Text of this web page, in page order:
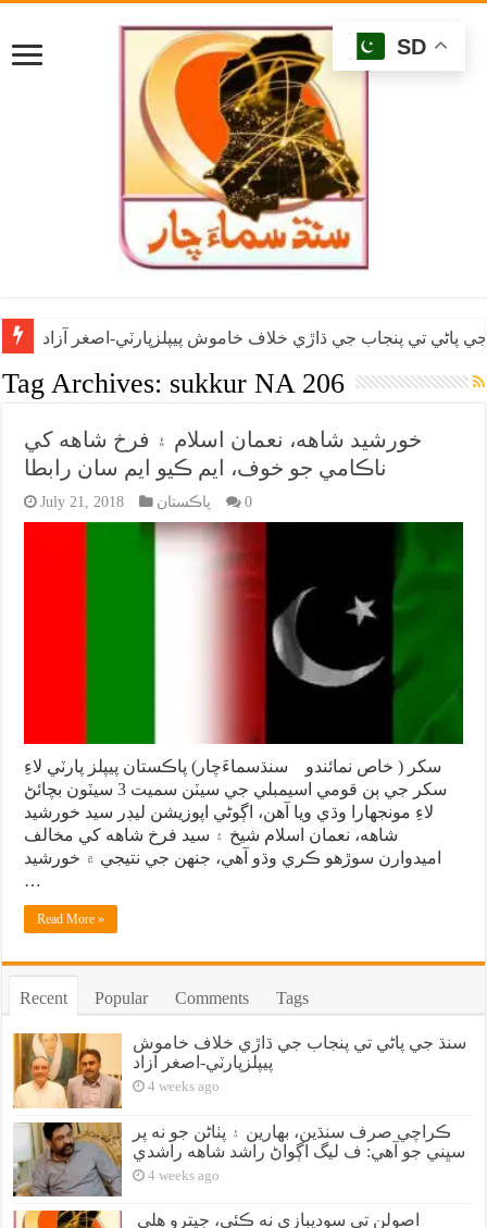
پاڻي تي پنجاب جي ڌاڙي خلاف خاموش پيپلزپارٽي-اصغر آزاد
Tag Archives: sukkur NA 206
خورشيد شاهه، نعمان اسلام ۽ فرخ شاهه کي
ناڪامي جو خوف، ايم ڪيو ايم سان رابطا
July 21, 2018 پاڪستان 0
سکر ( خاص نمائندو سنڌسماءَچار) پاڪستان پيپلز پارٽي لاءِ
سکر جي ٻن قومي اسيمبلي جي سيٽن سميت 3 سيٽون بچائڻ
لاءِ مونجهارا وڌي ويا آهن، اڳوڻي اپوزيشن ليڊر سيد خورشيد
شاهه، نعمان اسلام شيخ ۽ سيد فرخ شاهه کي مخالف
اميدوارن سوڙهو ڪري وڌو آهي، جنهن جي نتيجي ۾ خورشيد
…
Read More »
Recent Popular Comments Tags
سنڌ جي پاڻي تي پنجاب جي ڌاڙي خلاف خاموش
پيپلزپارٽي-اصغر آزاد
4 weeks ago
ڪراچي صرف سنڌين، بهارين ۽ پٺاڻن جو نه پر
سڀني جو آهي: ف ليگ اڳواڻ راشد شاهه راشدي
4 weeks ago
SD